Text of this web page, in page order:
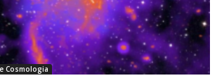
Cosmologia